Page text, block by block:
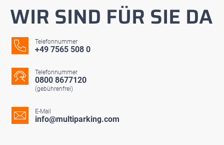
WIR SIND FÜR SIE DA
Telefonnummer
+49 7565 508 0
Telefonnummer
0800 8677120
(gebührenfrei)
E-Mail
info@multiparking.com